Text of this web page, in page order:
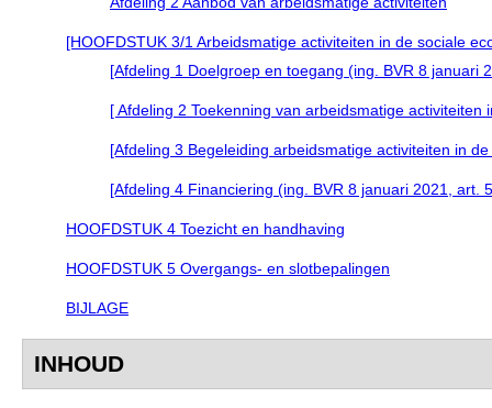
[HOOFDSTUK 3/1 Arbeidsmatige activiteiten in de sociale
[Afdeling 1 Doelgroep en toegang (ing. BVR 8 januari
[ Afdeling 2 Toekenning van arbeidsmatige
[Afdeling 3 Begeleiding arbeidsmatige activiteiten in
[Afdeling 4 Financiering (ing. BVR 8 januari 2021, art.
HOOFDSTUK 4 Toezicht en handhaving
HOOFDSTUK 5 Overgangs- en slotbepalingen
BIJLAGE
INHOUD